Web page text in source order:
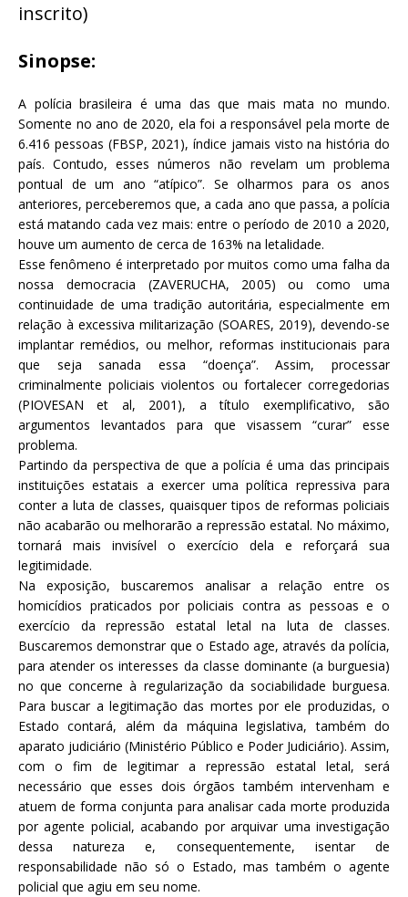
inscrito)
Sinopse:
A polícia brasileira é uma das que mais mata no mundo.
Somente no ano de 2020, ela foi a responsável pela morte de
6.416 pessoas (FBSP, 2021), índice jamais visto na história do
país. Contudo, esses números não revelam um problema
pontual de um ano “atípico”. Se olharmos para os anos
anteriores, perceberemos que, a cada ano que passa, a polícia
está matando cada vez mais: entre o período de 2010 a 2020,
houve um aumento de cerca de 163% na letalidade.
Esse fenômeno é interpretado por muitos como uma falha da
nossa democracia (ZAVERUCHA, 2005) ou como uma
continuidade de uma tradição autoritária, especialmente em
relação à excessiva militarização (SOARES, 2019), devendo-se
implantar remédios, ou melhor, reformas institucionais para
que seja sanada essa “doença”. Assim, processar
criminalmente policiais violentos ou fortalecer corregedorias
(PIOVESAN et al, 2001), a título exemplificativo, são
argumentos levantados para que visassem “curar” esse
problema.
Partindo da perspectiva de que a polícia é uma das principais
instituições estatais a exercer uma política repressiva para
conter a luta de classes, quaisquer tipos de reformas policiais
não acabarão ou melhorarão a repressão estatal. No máximo,
tornará mais invisível o exercício dela e reforçará sua
legitimidade.
Na exposição, buscaremos analisar a relação entre os
homicídios praticados por policiais contra as pessoas e o
exercício da repressão estatal letal na luta de classes.
Buscaremos demonstrar que o Estado age, através da polícia,
para atender os interesses da classe dominante (a burguesia)
no que concerne à regularização da sociabilidade burguesa.
Para buscar a legitimação das mortes por ele produzidas, o
Estado contará, além da máquina legislativa, também do
aparato judiciário (Ministério Público e Poder Judiciário). Assim,
com o fim de legitimar a repressão estatal letal, será
necessário que esses dois órgãos também intervenham e
atuem de forma conjunta para analisar cada morte produzida
por agente policial, acabando por arquivar uma investigação
dessa natureza e, consequentemente, isentar de
responsabilidade não só o Estado, mas também o agente
policial que agiu em seu nome.